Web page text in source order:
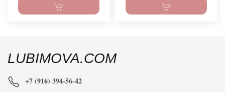
LUBIMOVA.COM
+7 (916) 394-56-42